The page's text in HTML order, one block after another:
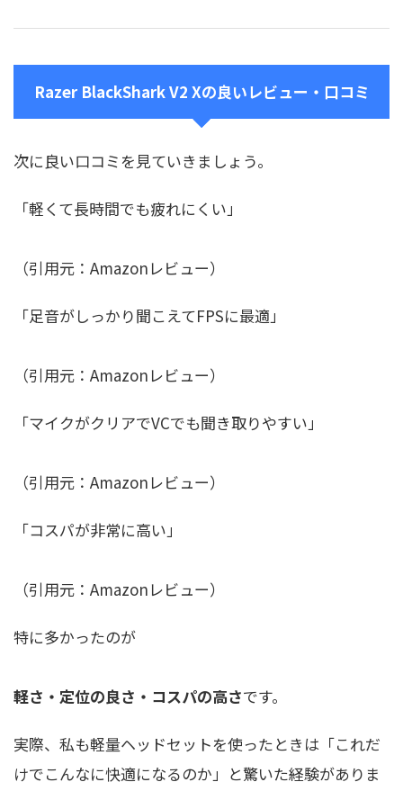
Razer BlackShark V2 Xの良いレビュー・口コミ
次に良い口コミを見ていきましょう。
「軽くて長時間でも疲れにくい」
（引用元：Amazonレビュー）
「足音がしっかり聞こえてFPSに最適」
（引用元：Amazonレビュー）
「マイクがクリアでVCでも聞き取りやすい」
（引用元：Amazonレビュー）
「コスパが非常に高い」
（引用元：Amazonレビュー）
特に多かったのが
軽さ・定位の良さ・コスパの高さです。
実際、私も軽量ヘッドセットを使ったときは「これだ
けでこんなに快適になるのか」と驚いた経験がありま